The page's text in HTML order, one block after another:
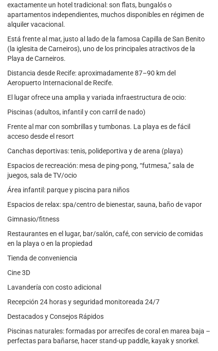
exactamente un hotel tradicional: son flats, bungalós o
apartamentos independientes, muchos disponibles en régimen de
alquiler vacacional.
Está frente al mar, justo al lado de la famosa Capilla de San Benito
(la iglesita de Carneiros), uno de los principales atractivos de la
Playa de Carneiros.
Distancia desde Recife: aproximadamente 87–90 km del
Aeropuerto Internacional de Recife.
El lugar ofrece una amplia y variada infraestructura de ocio:
Piscinas (adultos, infantil y con carril de nado)
Frente al mar con sombrillas y tumbonas. La playa es de fácil
acceso desde el resort
Canchas deportivas: tenis, polideportiva y de arena (playa)
Espacios de recreación: mesa de ping-pong, “futmesa,” sala de
juegos, sala de TV/ocio
Área infantil: parque y piscina para niños
Espacios de relax: spa/centro de bienestar, sauna, baño de vapor
Gimnasio/fitness
Restaurantes en el lugar, bar/salón, café, con servicio de comidas
en la playa o en la propiedad
Tienda de conveniencia
Cine 3D
Lavandería con costo adicional
Recepción 24 horas y seguridad monitoreada 24/7
Destacados y Consejos Rápidos
Piscinas naturales: formadas por arrecifes de coral en marea baja –
perfectas para bañarse, hacer stand-up paddle, kayak y snorkel.